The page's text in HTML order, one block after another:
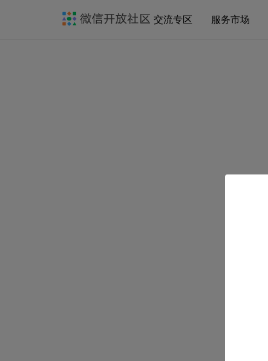
交流专区 服务市场